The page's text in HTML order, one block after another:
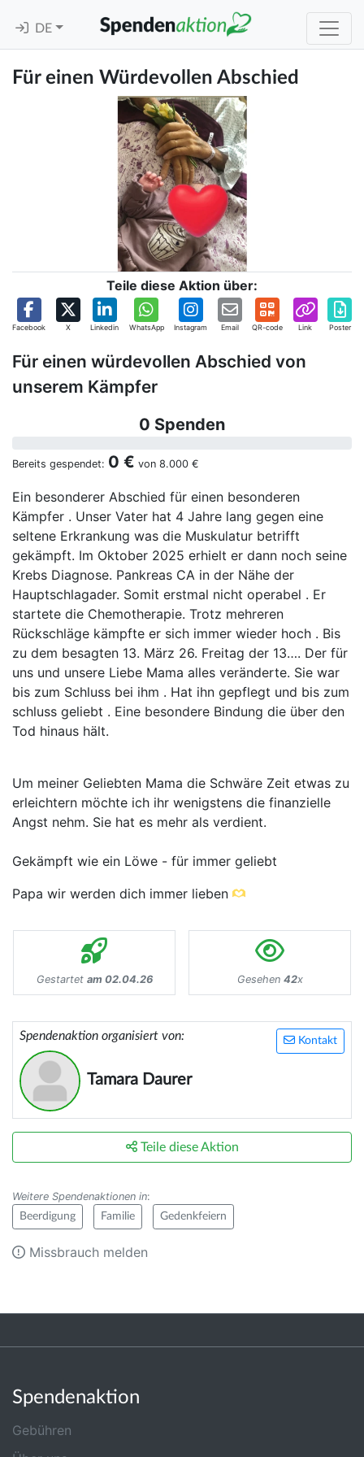
DE
Für einen Würdevollen Abschied
Teile diese Aktion über:
Facebook X Linkedin WhatsApp Instagram Email QR-code Link Poster
Für einen würdevollen Abschied von
unserem Kämpfer
0 Spenden
Bereits gespendet: 0 € von 8.000 €
Ein besonderer Abschied für einen besonderen
Kämpfer . Unser Vater hat 4 Jahre lang gegen eine
seltene Erkrankung was die Muskulatur betrifft
gekämpft. Im Oktober 2025 erhielt er dann noch seine
Krebs Diagnose. Pankreas CA in der Nähe der
Hauptschlagader. Somit erstmal nicht operabel . Er
startete die Chemotherapie. Trotz mehreren
Rückschläge kämpfte er sich immer wieder hoch . Bis
zu dem besagten 13. März 26. Freitag der 13…. Der für
uns und unsere Liebe Mama alles veränderte. Sie war
bis zum Schluss bei ihm . Hat ihn gepflegt und bis zum
schluss geliebt . Eine besondere Bindung die über den
Tod hinaus hält.
Um meiner Geliebten Mama die Schwäre Zeit etwas zu
erleichtern möchte ich ihr wenigstens die finanzielle
Angst nehm. Sie hat es mehr als verdient.
Gekämpft wie ein Löwe - für immer geliebt
Papa wir werden dich immer lieben
Gestartet am 02.04.26 Gesehen 42x
Kontakt
Spendenaktion organisiert von:
Tamara Daurer
Teile diese Aktion
Weitere Spendenaktionen in:
Beerdigung Familie Gedenkfeiern
Missbrauch melden
Spendenaktion
Gebühren